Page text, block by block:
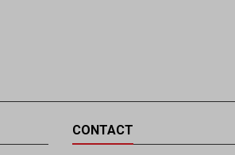
CONTACT